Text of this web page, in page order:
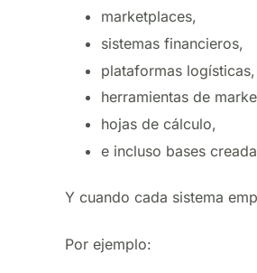
marketplaces,
sistemas financieros,
plataformas logísticas,
herramientas de
hojas de cálculo,
e incluso bases
Y cuando cada sistema
Por ejemplo: